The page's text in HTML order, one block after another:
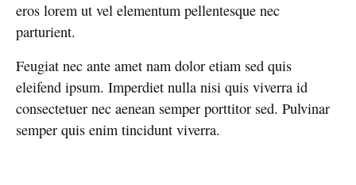
eros lorem ut vel elementum pellentesque nec
parturient.
Feugiat nec ante amet nam dolor etiam sed quis
eleifend ipsum. Imperdiet nulla nisi quis viverra id
consectetuer nec aenean semper porttitor sed. Pulvinar
semper quis enim tincidunt viverra.